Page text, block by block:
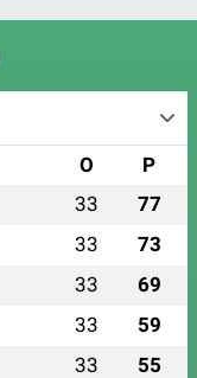
O P
33 77
33 73
33 69
33 59
33 55